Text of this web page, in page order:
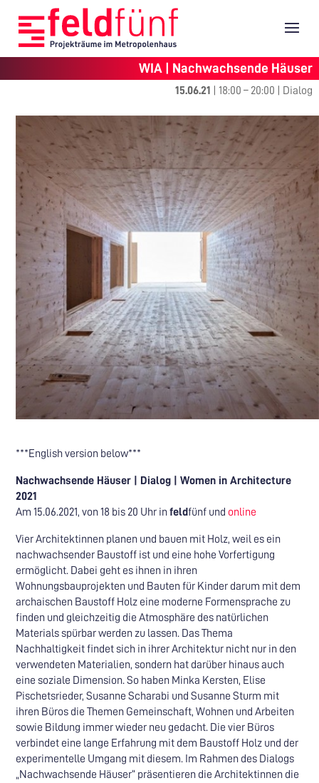
WIA | Nachwachsende Häuser
15.06.21 18:00 – 20:00 Dialog
***English version below***
Nachwachsende Häuser | Dialog | Women in Architecture
2021
Am 15.06.2021, von 18 bis 20 Uhr infeldfünf und online
Vier Architektinnen planen und bauen mit Holz, weil es ein
nachwachsender Baustoff ist und eine hohe Vorfertigung
ermöglicht. Dabei geht es ihnen in ihren
Wohnungsbauprojekten und Bauten für Kinder darum mit dem
archaischen Baustoff Holz eine moderne Formensprache zu
finden und gleichzeitig die Atmosphäre des natürlichen
Materials spürbar werden zu lassen. Das Thema
Nachhaltigkeit findet sich in ihrer Architektur nicht nur in den
verwendeten Materialien, sondern hat darüber hinaus auch
eine soziale Dimension. So haben Minka Kersten, Elise
Pischetsrieder, Susanne Scharabi und Susanne Sturm mit
ihren Büros die Themen Gemeinschaft, Wohnen und Arbeiten
sowie Bildung immer wieder neu gedacht. Die vier Büros
verbindet eine lange Erfahrung mit dem Baustoff Holz und der
experimentelle Umgang mit diesem. Im Rahmen des Dialogs
„Nachwachsende Häuser“ präsentieren die Architektinnen die